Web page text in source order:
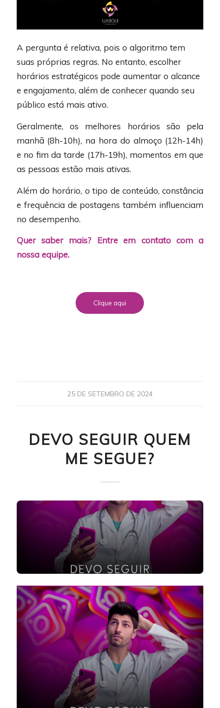
A pergunta é relativa, pois o algoritmo tem
suas próprias regras. No entanto, escolher
horários estratégicos pode aumentar o alcance
e engajamento, além de conhecer quando seu
público está mais ativo.
Geralmente, os melhores horários são pela
manhã (8h-10h), na hora do almoço (12h-14h)
e no fim da tarde (17h-19h), momentos em que
as pessoas estão mais ativas.
Além do horário, o tipo de conteúdo, constância
e frequência de postagens também influenciam
no desempenho.
Quer saber mais? Entre em contato com a
nossa equipe.
Clique aqui
25 DE SETEMBRO DE 2024
DEVO SEGUIR QUEM
ME SEGUE?